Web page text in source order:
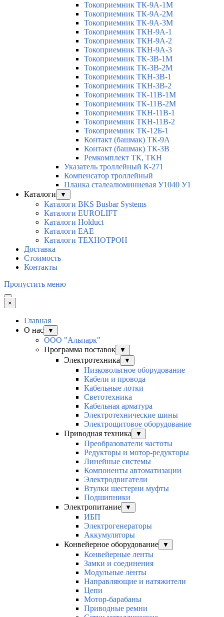
Токоприемник ТК-9А-1М
Токоприемник ТК-9А-2М
Токоприемник ТК-9А-3М
Токоприемник ТКН-9А-1
Токоприемник ТКН-9А-2
Токоприемник ТКН-9А-3
Токоприемник ТК-3В-1М
Токоприемник ТК-3В-2М
Токоприемник ТКН-3В-1
Токоприемник ТКН-3В-2
Токоприемник ТК-11В-1М
Токоприемник ТК-11В-2М
Токоприемник ТКН-11В-1
Токоприемник ТКН-11В-2
Токоприемник ТК-12Б-1
Контакт (башмак) ТК-9А
Контакт (башмак) ТК-3В
Ремкомплект ТК, ТКН
Указатель троллейный К-271
Компенсатор троллейный
Планка сталеалюминиевая У1040 У1
Каталоги
▼
Каталоги BKS Busbar Systems
Каталоги EUROLIFT
Каталоги Holduct
Каталоги EAE
Каталоги ТЕХНОТРОН
Доставка
Стоимость
Контакты
Пропустить меню
×
Главная
О нас
▼
ООО "Альпарк"
Программа поставок
▼
Электротехника ▼
Низковольтное оборудование
Кабели и провода
Кабельные лотки
Светотехника
Кабельная арматура
Электротехнические шины
Электрощитовое оборудование
Приводная техника
▼
Преобразователи частоты
Редукторы и мотор-редукторы
Линейные системы
Компоненты автоматизации
Электродвигатели
Втулки шестерни муфты
Подшипники
Электропитание
▼
ИБП
Электрогенераторы
Аккумуляторы
Конвейерное оборудование
▼
Конвейерные ленты
Замки и соединения
Модульные ленты
Направляющие и натяжители
Цепи
Мотор-барабаны
Приводные ремни